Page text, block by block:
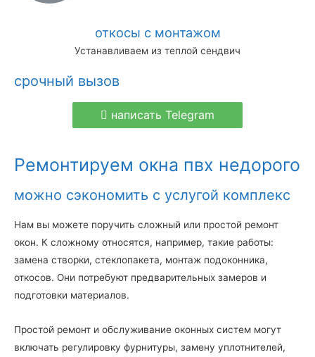
откосы с монтажом
Устанавливаем из теплой сендвич
срочный вызов
написать Telegram
Ремонтируем окна пвх недорого
можно сэкономить с услугой комплекс
Нам вы можете поручить сложный или простой ремонт
окон. К сложному относятся, например, такие работы:
замена створки, стеклопакета, монтаж подоконника,
откосов. Они потребуют предварительных замеров и
подготовки материалов.
Простой ремонт и обслуживание оконных систем могут
включать регулировку фурнитуры, замену уплотнителей,